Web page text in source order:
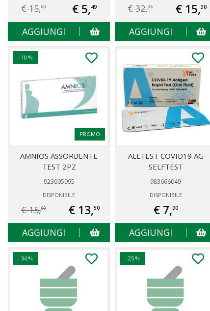
€ 15,00 € 5,49
AGGIUNGI
€ 32,05 € 15,30
AGGIUNGI
- 10 %
PROMO
AMNIOS ASSORBENTE
TEST 2PZ
923005995
DISPONIBILE
€ 15,00 € 13,50
AGGIUNGI
ALLTEST COVID19 AG
SELFTEST
983666049
DISPONIBILE
€ 7,90
AGGIUNGI
- 34 % - 25 %